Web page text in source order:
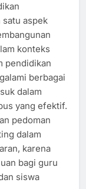
satu aspek
konteks
pendidikan
berbagai
dalam
yang efektif.
pedoman
dalam
karena
bagi guru
siswa